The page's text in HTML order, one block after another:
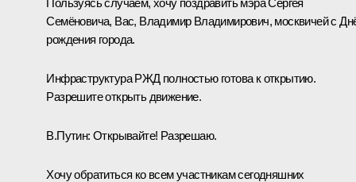
Семёновича, Вас, Владимир Владимирович, москвичей с
рождения города.
Инфраструктура РЖД полностью готова к открытию.
Разрешите открыть движение.
В.Путин: Открывайте! Разрешаю.
Хочу обратиться ко всем участникам сегодняшних